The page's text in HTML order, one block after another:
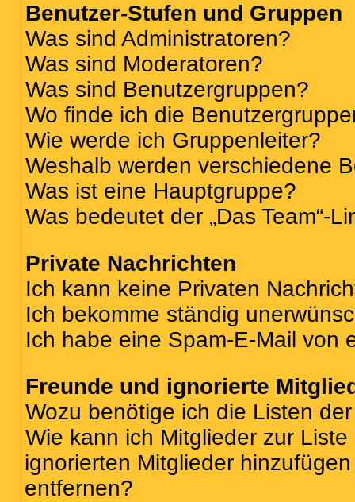
Benutzer-Stufen und Gruppen
Was sind Administratoren?
Was sind Moderatoren?
Was sind Benutzergruppen?
Wo finde ich die
Wie werde ich Gruppenleiter?
Weshalb werden verschiedene
Was ist eine Hauptgruppe?
Was bedeutet der „Das Team“-
Private Nachrichten
Ich kann keine Privaten
Ich bekomme ständig
Ich habe eine Spam-E-Mail von
Freunde und ignorierte
Wozu benötige ich die Listen
Wie kann ich Mitglieder zur
ignorierten Mitglieder
entfernen?